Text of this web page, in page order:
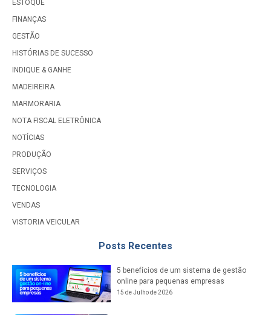
ESTOQUE
FINANÇAS
GESTÃO
HISTÓRIAS DE SUCESSO
INDIQUE & GANHE
MADEIREIRA
MARMORARIA
NOTA FISCAL ELETRÔNICA
NOTÍCIAS
PRODUÇÃO
SERVIÇOS
TECNOLOGIA
VENDAS
VISTORIA VEICULAR
Posts Recentes
5 benefícios de um sistema de gestão
online para pequenas empresas
15 de Julho de 2026